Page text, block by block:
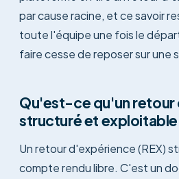
par cause racine, et ce savoir
toute l'équipe une fois le
faire cesse de reposer sur une
Qu'est-ce qu'un
structuré et exploitable
Un retour d'expérience (REX)
compte rendu libre. C'est un